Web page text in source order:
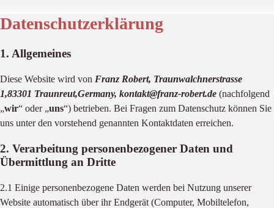
Datenschutzerklärung
1. Allgemeines
Diese Website wird von Franz Robert, Traunwalchnerstrasse
1,83301 Traunreut,Germany, kontakt@franz-robert.de (nachfolgend
„wir“ oder „uns“) betrieben. Bei Fragen zum Datenschutz können Sie
uns unter den vorstehend genannten Kontaktdaten erreichen.
2. Verarbeitung personenbezogener Daten und
Übermittlung an Dritte
2.1 Einige personenbezogene Daten werden bei Nutzung unserer
Website automatisch über ihr Endgerät (Computer, Mobiltelefon,